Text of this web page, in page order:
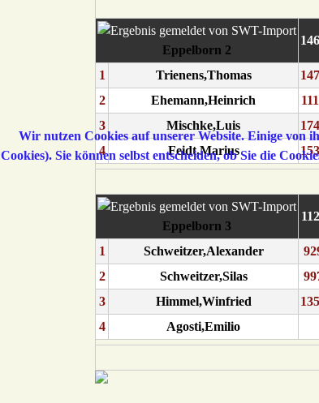
Eppelborn 2
1 Trienens,Thomas
2
Ehemann,Heinrich
3
Mischke,Luis
4
Feidt,Marius
Eppelborn 3
1 Schweitzer,Alexander
2
Schweitzer,Silas
3
Himmel,Winfried
4
Agosti,Emilio
Wir nutzen Cookies auf unserer Website. Einige von
Cookies). Sie können selbst entscheiden, ob Sie die